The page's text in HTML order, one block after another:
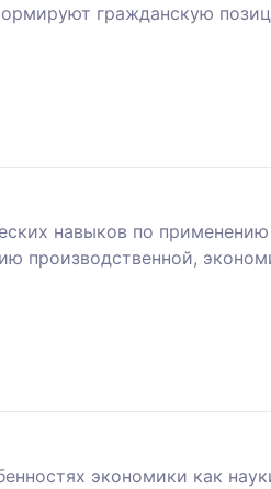
гражданскую
навыков по
производственной,
экономики как